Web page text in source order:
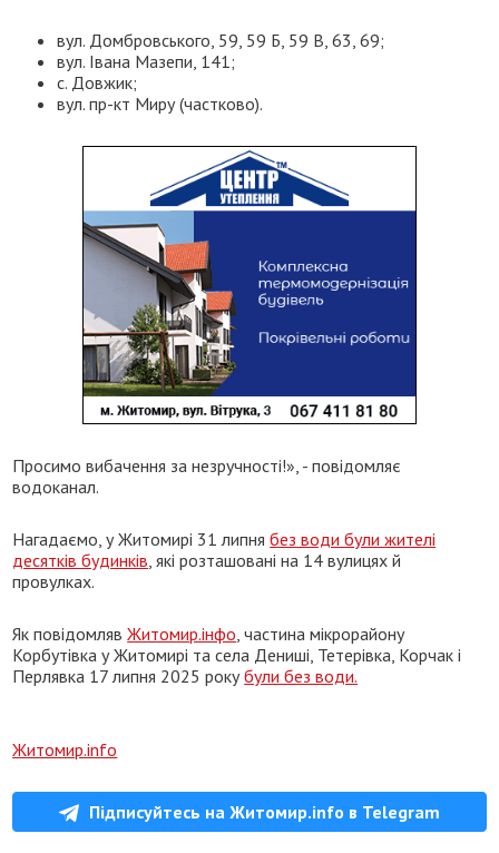
вул. Домбровського, 59, 59 Б, 59 В, 63, 69;
вул. Івана Мазепи, 141;
с. Довжик;
вул. пр-кт Миру (частково).
Просимо вибачення за незручності!», - повідомляє
водоканал.
Нагадаємо, у Житомирі 31 липнябез води були жителі
десятків будинків , які розташовані на 14 вулицях й
провулках.
Як повідомлявЖитомир.інфо , частина мікрорайону
Корбутівка у Житомирі та села Дениші, Тетерівка, Корчак і
Перлявка 17 липня 2025 рокубули без води.
Житомир.info
Підписуйтесь на Житомир.info в Telegram